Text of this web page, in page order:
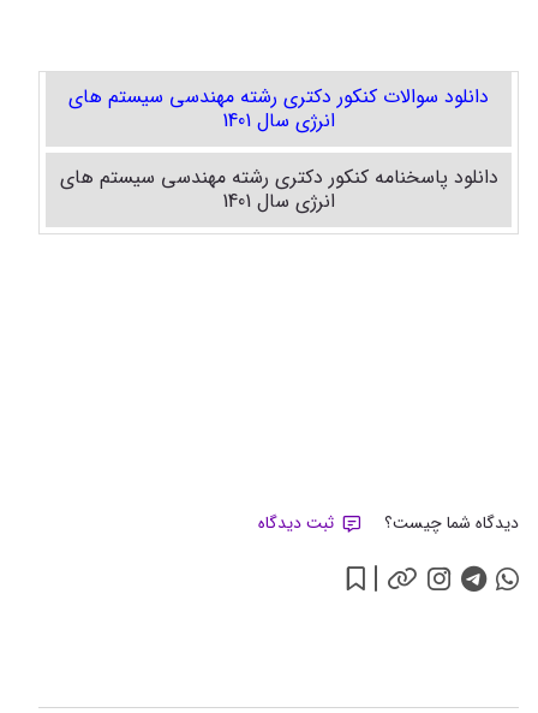
دانلود سوالات کنکور دکتری رشته مهندسی سیستم های
انرژی سال 1401
دانلود پاسخنامه کنکور دکتری رشته مهندسی سیستم های
انرژی سال 1401
دیدگاه شما چیست؟ ثبت دیدگاه